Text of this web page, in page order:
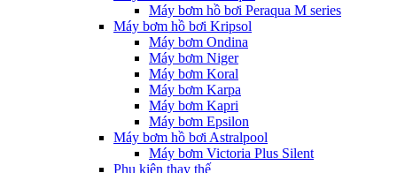
Máy bơm hồ bơi Peraqua M series
Máy bơm hồ bơi Kripsol
Máy bơm Ondina
Máy bơm Niger
Máy bơm Koral
Máy bơm Karpa
Máy bơm Kapri
Máy bơm Epsilon
Máy bơm hồ bơi Astralpool
Máy bơm Victoria Plus Silent
Phụ kiện thay thế